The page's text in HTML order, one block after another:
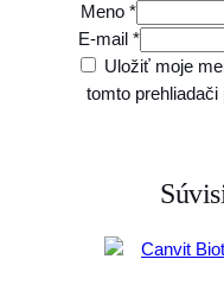
Meno *
E-mail *
Uložiť moje
tomto